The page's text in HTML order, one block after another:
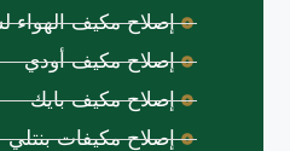
إصلاح مكيف الهواء
إصلاح مكيف أودي
إصلاح مكيف بايك
إصلاح مكيفات بنتلي